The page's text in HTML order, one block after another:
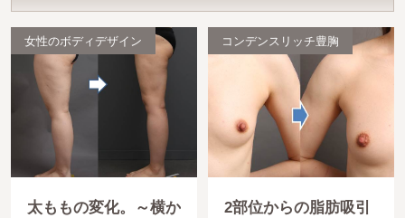
女性のボディデザイン
太ももの変化。～横か
コンデンスリッチ豊胸
2部位からの脂肪吸引